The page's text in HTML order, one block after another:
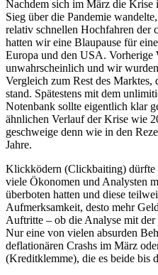
Nachdem sich im März die Krise
Sieg über die Pandemie
relativ schnellen Hochfahren der
hatten wir eine Blaupause für
Europa und den USA. Vorherige
unwahrscheinlich und wir
Vergleich zum Rest des Marktes,
stand. Spätestens mit dem
Notenbank sollte eigentlich klar
ähnlichen Verlauf der Krise wie
geschweige denn wie in den
Jahre.
Klickködern (Clickbaiting) dürfte
viele Ökonomen und Analysten
überboten hatten und diese
Aufmerksamkeit, desto mehr
Auftritte – ob die Analyse mit
Nur eine von vielen absurden
deflationären Crashs im März
(Kreditklemme), die es beide bis